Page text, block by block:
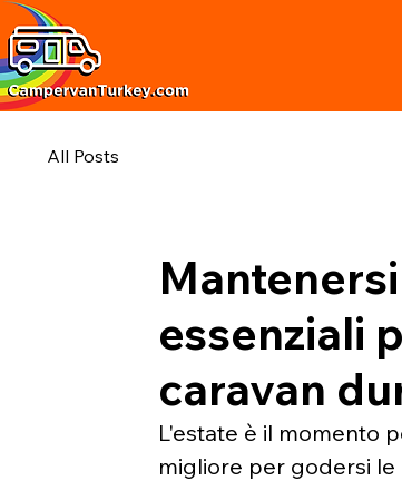
All Posts
essenziali
caravan
L'estate è il momento
migliore per godersi